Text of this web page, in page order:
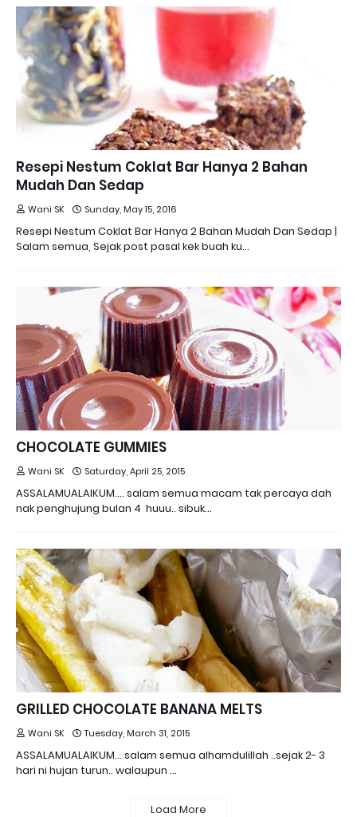
Resepi Nestum Coklat Bar Hanya 2 Bahan
Mudah Dan Sedap
Wani SK Sunday, May 15, 2016
Resepi Nestum Coklat Bar Hanya 2 Bahan Mudah Dan Sedap |
Salam semua, Sejak post pasal kek buah ku…
CHOCOLATE GUMMIES
Wani SK Saturday, April 25, 2015
ASSALAMUALAIKUM.... salam semua macam tak percaya dah
nak penghujung bulan 4 huuu.. sibuk…
GRILLED CHOCOLATE BANANA MELTS
Wani SK Tuesday, March 31, 2015
ASSALAMUALAIKUM... salam semua alhamdulillah ..sejak 2- 3
hari ni hujan turun.. walaupun …
Load More